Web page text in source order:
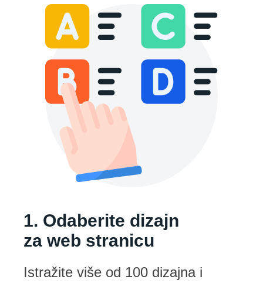
1. Odaberite dizajn
za web stranicu
Istražite više od 100 dizajna i